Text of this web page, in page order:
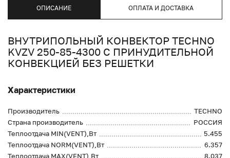
ОПИСАНИЕ ОПЛАТА И ДОСТАВКА
ВНУТРИПОЛЬНЫЙ КОНВЕКТОР TECHNO
KVZV 250-85-4300 С ПРИНУДИТЕЛЬНОЙ
КОНВЕКЦИЕЙ БЕЗ РЕШЕТКИ
Характеристики
Производитель
TECHNO
Страна производитель
РОССИЯ
Теплоотдача MIN(VENT),Вт
5.455
Теплоотдача NORM(VENT),Вт
6.357
Теплоотдача MAX(VENT),Вт
8.037